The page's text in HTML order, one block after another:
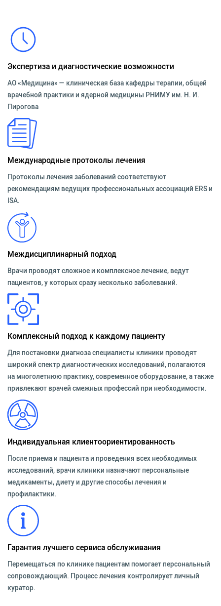
Экспертиза и диагностические возможности
АО «Медицина» — клиническая база кафедры терапии, общей
врачебной практики и ядерной медицины РНИМУ им. Н. И.
Пирогова
Международные протоколы лечения
Протоколы лечения заболеваний соответствуют
рекомендациям ведущих профессиональных ассоциаций ERS и
ISA.
Междисциплинарный подход
Врачи проводят сложное и комплексное лечение, ведут
пациентов, у которых сразу несколько заболеваний.
Комплексный подход к каждому пациенту
Для постановки диагноза специалисты клиники проводят
широкий спектр диагностических исследований, полагаются
на многолетнюю практику, современное оборудование, а также
привлекают врачей смежных профессий при необходимости.
Индивидуальная клиентоориентированность
После приема и пациента и проведения всех необходимых
исследований, врачи клиники назначают персональные
медикаменты, диету и другие способы лечения и
профилактики.
Гарантия лучшего сервиса обслуживания
Перемещаться по клинике пациентам помогает персональный
сопровождающий. Процесс лечения контролирует личный
куратор.